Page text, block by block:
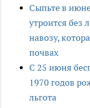
Сыпьте в
утроится без
навозу,
почвах
С 25 июня
1970 годов
льгота